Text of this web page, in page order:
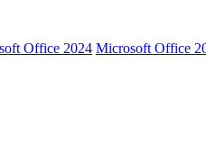
Office 2024 Microsoft Office